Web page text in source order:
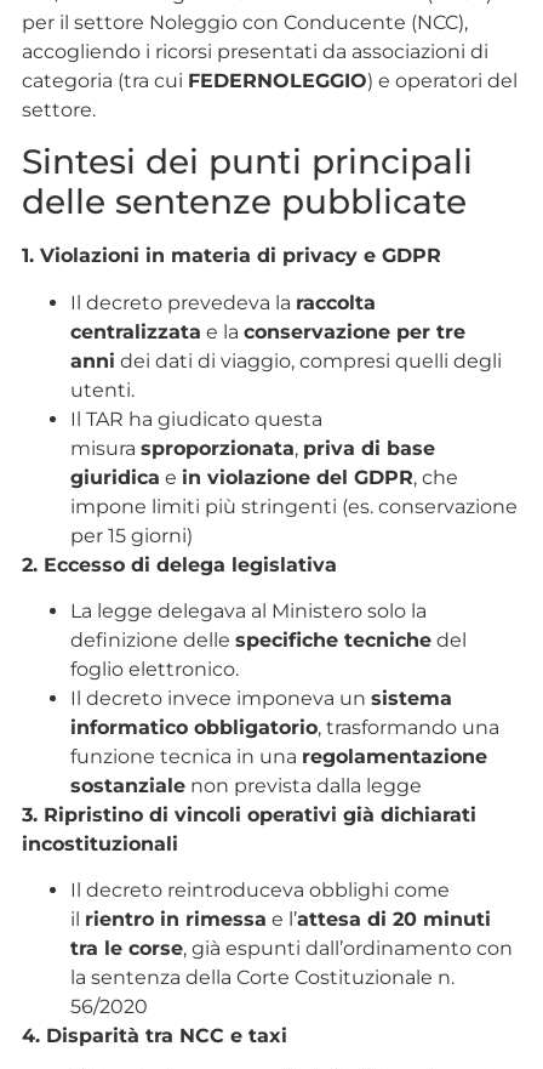
per il settore Noleggio con Conducente (NCC),
accogliendo i ricorsi presentati da associazioni di
categoria (tra cui FEDERNOLEGGIO) e operatori del
settore.
Sintesi dei punti principali
delle sentenze pubblicate
1. Violazioni in materia di privacy e GDPR
Il decreto prevedeva la raccolta
centralizzata e la conservazione per tre
anni dei dati di viaggio, compresi quelli degli
utenti.
Il TAR ha giudicato questa
misura sproporzionata, priva di base
giuridica e in violazione del GDPR, che
impone limiti più stringenti (es. conservazione
per 15 giorni)
2. Eccesso di delega legislativa
La legge delegava al Ministero solo la
definizione delle specifiche tecnichedel
foglio elettronico.
Il decreto invece imponeva un sistema
informatico obbligatorio, trasformando una
funzione tecnica in una regolamentazione
sostanzialenon prevista dalla legge
3. Ripristino di vincoli operativi già dichiarati
incostituzionali
Il decreto reintroduceva obblighi come
il rientro in rimessa e l’attesa di 20 minuti
tra le corse, già espunti dall’ordinamento con
la sentenza della Corte Costituzionale n.
56/2020
4. Disparità tra NCC e taxi